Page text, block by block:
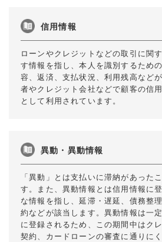
信用情報
ローンやクレジットなどの取引に関
す情報を指し、本人を識別するため
容、返済、支払状況、利用残高など
者やクレジット会社などで顧客の信
として利用されています。
異動・異動情報
「異動」とは支払いに滞納があった
す。また、異動情報とは信用情報に
な情報を指し、延滞・遅延、債務整
約などが該当します。異動情報は一
に登録されるため、この期間中はク
契約、カードローンの審査に通りにく